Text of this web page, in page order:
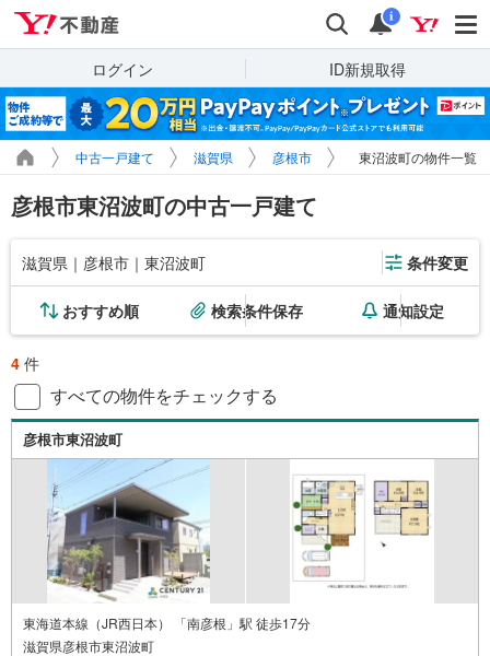
検索 通知
i
ログイン ID新規取得
中古一戸建て 滋賀県 彦根市 東沼波町の物件一覧
彦根市東沼波町の中古一戸建て
滋賀県｜彦根市｜東沼波町 条件変更
おすすめ順 検索条件保存 通知設定
4 件
すべての物件をチェックする
彦根市東沼波町
東海道本線（JR西日本） 「南彦根」駅 徒歩17分
滋賀県彦根市東沼波町